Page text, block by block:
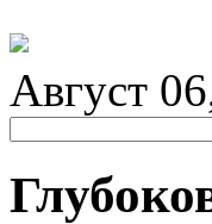
Август